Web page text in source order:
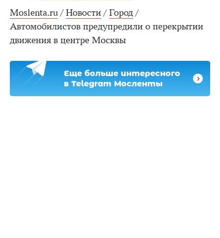
Moslenta.ru / Новости / Город /
Автомобилистов предупредили о перекрытии
движения в центре Москвы
Еще больше интересного
в Telegram Мосленты